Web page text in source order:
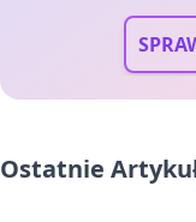
Ostatnie